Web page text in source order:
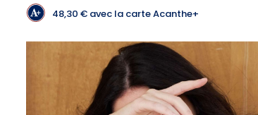
48,30 € avec la carte Acanthe+